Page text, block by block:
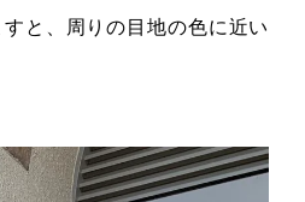
と、周りの目地の色に近い